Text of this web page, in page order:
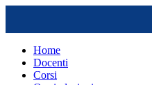
Home
Docenti
Corsi